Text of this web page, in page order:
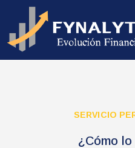
SERVICIO
¿Cómo